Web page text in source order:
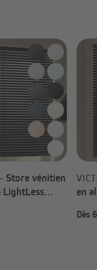
Store vénitien
LightLess
en
Dès